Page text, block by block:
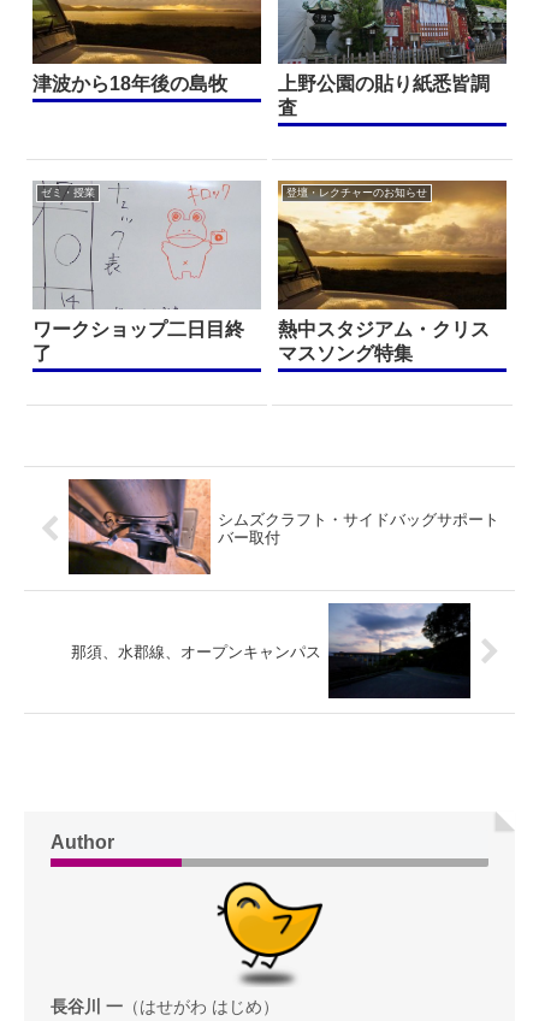
津波から18年後の島牧
上野公園の貼り紙悉皆調
査
ゼミ・授業
ワークショップ二日目終
了
登壇・レクチャーのお知らせ
熱中スタジアム・クリス
マスソング特集
シムズクラフト・サイドバッグサポート
バー取付
那須、水郡線、オープンキャンパス
Author
長谷川 一 （はせがわ はじめ）